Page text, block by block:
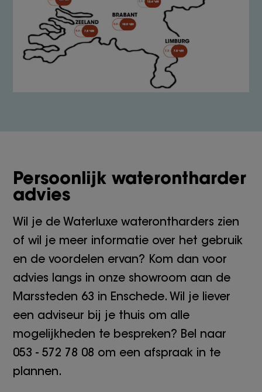
Persoonlijk waterontharder
advies
Wil je de Waterluxe waterontharders zien
of wil je meer informatie over het gebruik
en de voordelen ervan? Kom dan voor
advies langs in onze showroom aan de
Marssteden 63 in Enschede. Wil je liever
een adviseur bij je thuis om alle
mogelijkheden te bespreken? Bel naar
053 - 572 78 08 om een afspraak in te
plannen.